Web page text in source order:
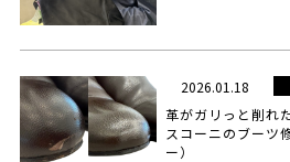
2026.01.18
革がガリっと削れ
スコーニのブーツ
ー）